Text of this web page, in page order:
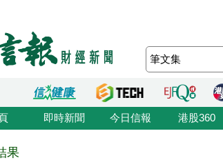
即時新聞 今日信報 港股360
果